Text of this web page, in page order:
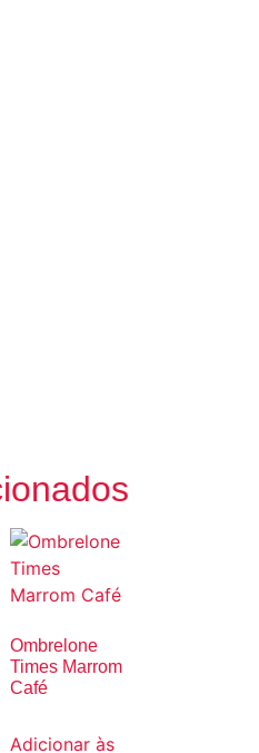
Ombrelone
Times Marrom
Café
Adicionar às